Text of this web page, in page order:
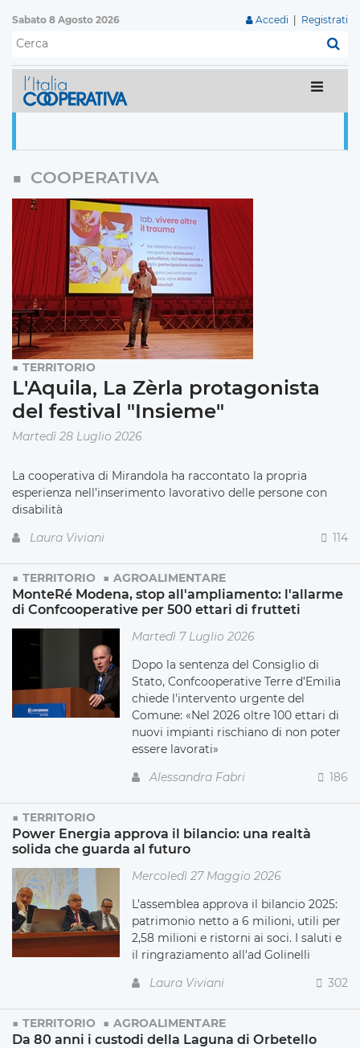
Sabato 8 Agosto 2026 Accedi Registrati
COOPERATIVA
TERRITORIO
L'Aquila, La Zèrla protagonista
del festival "Insieme"
Martedì 28 Luglio 2026
La cooperativa di Mirandola ha raccontato la propria
esperienza nell’inserimento lavorativo delle persone con
disabilità
Laura Viviani
114
TERRITORIO AGROALIMENTARE
MonteRé Modena, stop all'ampliamento: l'allarme
di Confcooperative per 500 ettari di frutteti
Martedì 7 Luglio 2026
Dopo la sentenza del Consiglio di
Stato, Confcooperative Terre d’Emilia
chiede l'intervento urgente del
Comune: «Nel 2026 oltre 100 ettari di
nuovi impianti rischiano di non poter
essere lavorati»
Alessandra Fabri
186
TERRITORIO
Power Energia approva il bilancio: una realtà
solida che guarda al futuro
Mercoledì 27 Maggio 2026
L’assemblea approva il bilancio 2025:
patrimonio netto a 6 milioni, utili per
2,58 milioni e ristorni ai soci. I saluti e
il ringraziamento all'ad Golinelli
Laura Viviani
302
TERRITORIO AGROALIMENTARE
Da 80 anni i custodi della Laguna di Orbetello